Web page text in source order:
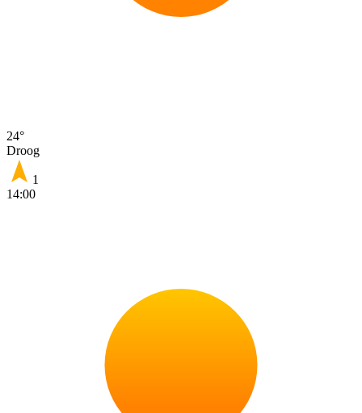
24°
Droog
1
14:00